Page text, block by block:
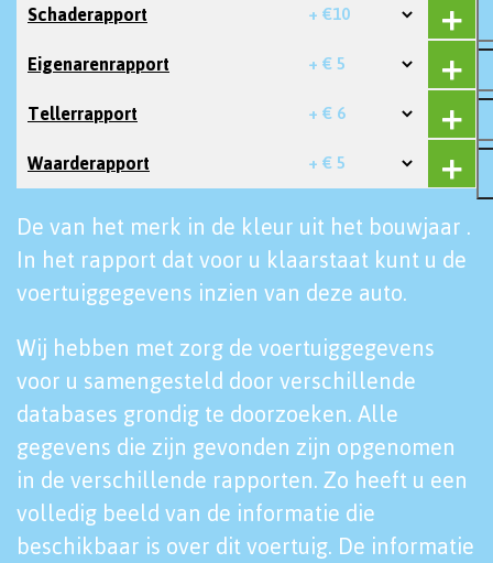
Schaderapport + €10
Eigenarenrapport + € 5
Tellerrapport + € 6
Waarderapport + € 5
De van het merk in de kleur uit het bouwjaar .
In het rapport dat voor u klaarstaat kunt u de
voertuiggegevens inzien van deze auto.
Wij hebben met zorg de voertuiggegevens
voor u samengesteld door verschillende
databases grondig te doorzoeken. Alle
gegevens die zijn gevonden zijn opgenomen
in de verschillende rapporten. Zo heeft u een
volledig beeld van de informatie die
beschikbaar is over dit voertuig. De informatie